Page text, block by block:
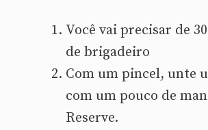
Você vai precisar de
de brigadeiro
Com um pincel, unte
com um pouco de
Reserve.